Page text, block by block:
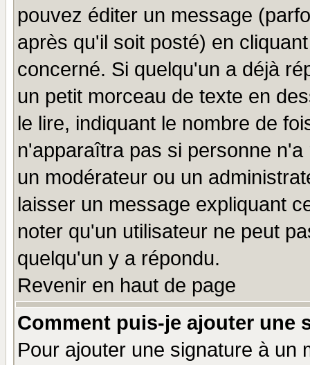
pouvez éditer un message
après qu'il soit posté) en
concerné. Si quelqu'un a déjà
un petit morceau de texte en
le lire, indiquant le nombre de
n'apparaîtra pas si personne
un modérateur ou un
laisser un message expliquant
noter qu'un utilisateur ne peut
quelqu'un y a répondu.
Revenir en haut de page
Comment puis-je ajouter une
Pour ajouter une signature à un